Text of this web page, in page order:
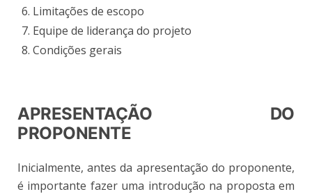
Limitações de escopo
Equipe de liderança do projeto
Condições gerais
APRESENTAÇÃO DO
PROPONENTE
Inicialmente, antes da apresentação do proponente,
é importante fazer uma introdução na proposta em